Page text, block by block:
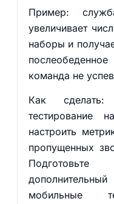
Пример:
увеличивает
наборы и
команда не
Как сделать:
тестирование
настроить
пропущенных
мобильные